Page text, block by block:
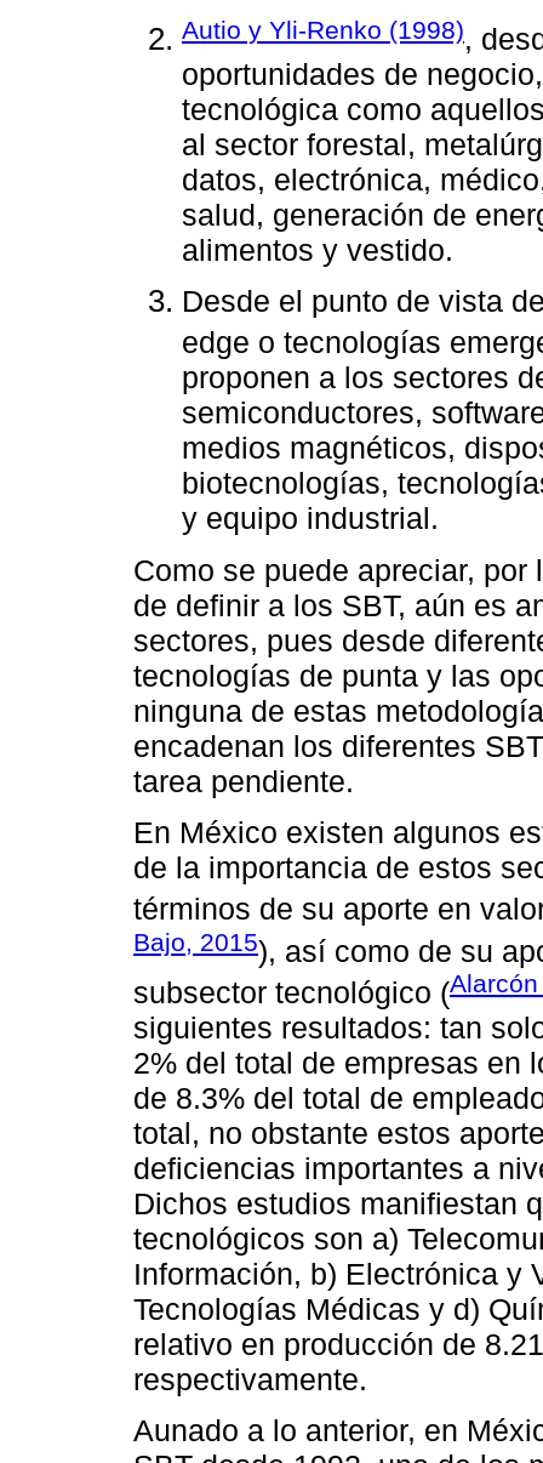
Autio y Yli-Renko (1998),
oportunidades de
tecnológica como
al sector forestal,
datos, electrónica,
salud, generación de
alimentos y vestido.
Desde el punto de vista
edge o tecnologías
proponen a los sectores
semiconductores,
medios magnéticos,
biotecnologías,
y equipo industrial.
Como se puede apreciar,
de definir a los SBT, aún es
sectores, pues desde
tecnologías de punta y las
ninguna de estas
encadenan los diferentes
tarea pendiente.
En México existen algunos
de la importancia de estos
términos de su aporte en
Bajo, 2015), así como de su
subsector tecnológico (
siguientes resultados: tan
2% del total de empresas en
de 8.3% del total de
total, no obstante estos
deficiencias importantes a
Dichos estudios manifiestan
tecnológicos son a)
Información, b) Electrónica y
Tecnologías Médicas y d)
relativo en producción de
respectivamente.
Aunado a lo anterior, en